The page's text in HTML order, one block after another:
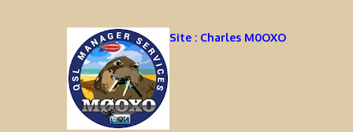
Site : Charles M0OXO